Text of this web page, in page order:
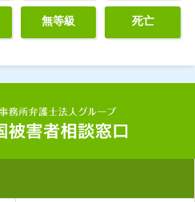
無等級 死亡